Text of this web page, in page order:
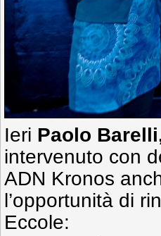
Ieri Paolo
intervenuto con
ADN Kronos
l’opportunità di
Eccole: